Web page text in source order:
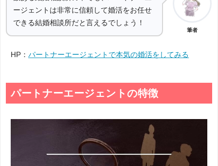
ージェントは非常に信頼して婚活をお任せ
できる結婚相談所だと言えるでしょう！
筆者
HP：パートナーエージェントで本気の婚活をしてみる
パートナーエージェントの特徴